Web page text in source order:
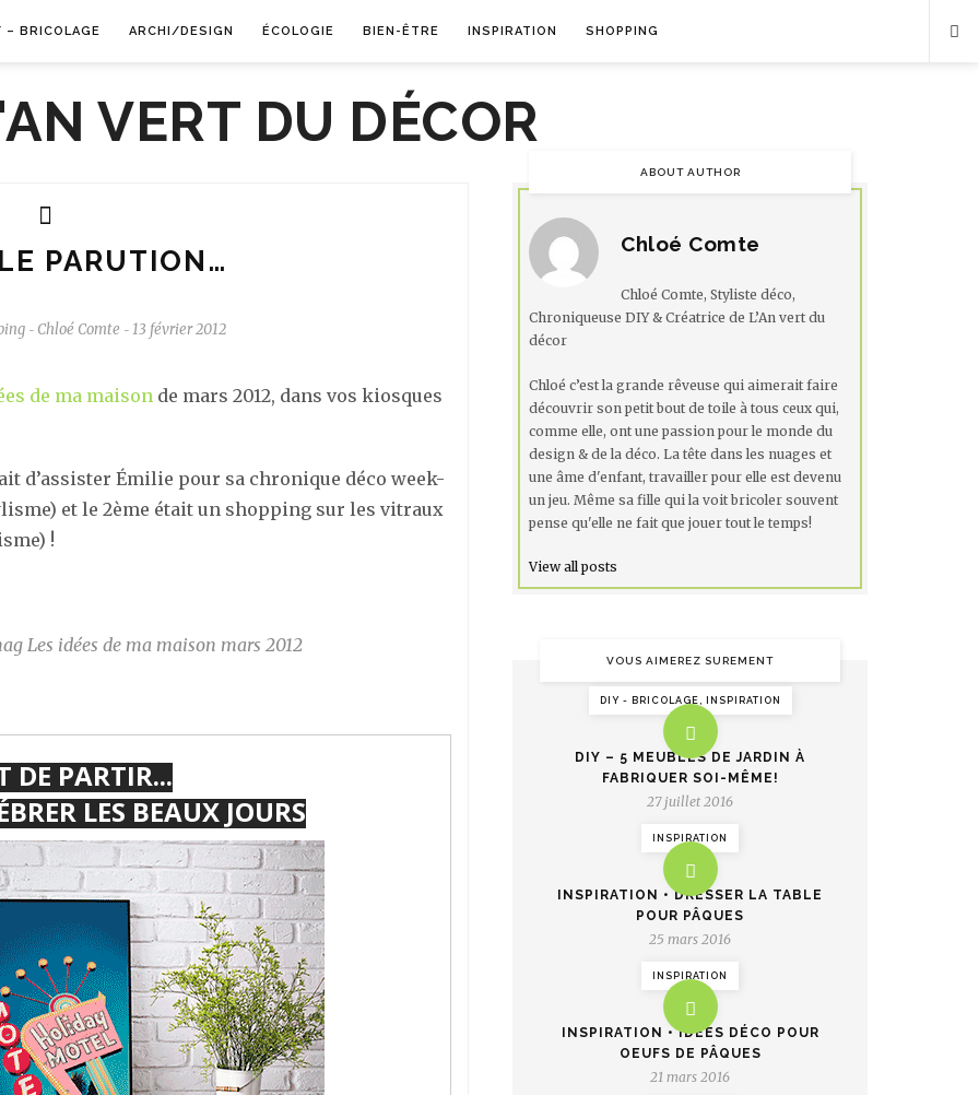
– BRICOLAGE ARCHI/DESIGN ÉCOLOGIE BIEN-ÊTRE INSPIRATION SHOPPING
PARUTION…
- Chloé Comte - 13 février 2012
de ma maison de mars 2012, dans vos kiosques
d’assister Émilie pour sa chronique déco week-
et le 2ème était un shopping sur les vitraux
!
Les idées de ma maison mars 2012
ABOUT AUTHOR
Chloé Comte
Chloé Comte, Styliste déco,
Chroniqueuse DIY & Créatrice de L’An vert du
décor
Chloé c’est la grande rêveuse qui aimerait faire
découvrir son petit bout de toile à tous ceux qui,
comme elle, ont une passion pour le monde du
design & de la déco. La tête dans les nuages et
une âme d'enfant, travailler pour elle est devenu
un jeu. Même sa fille qui la voit bricoler souvent
pense qu'elle ne fait que jouer tout le temps!
View all posts
VOUS AIMEREZ SUREMENT
DIY - BRICOLAGE, INSPIRATION
DIY – 5 MEUBLES DE JARDIN À
FABRIQUER SOI-MÊME!
27 juillet 2016
INSPIRATION
INSPIRATION • DRESSER LA TABLE
POUR PÂQUES
25 mars 2016
INSPIRATION
INSPIRATION • IDÉES DÉCO POUR
OEUFS DE PÂQUES
21 mars 2016